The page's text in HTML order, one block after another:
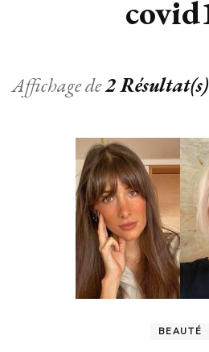
Affichage de2 Résultat(s)
BEAUTÉ